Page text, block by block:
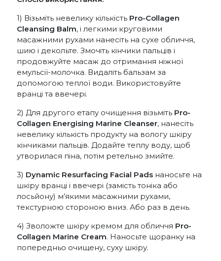
1) Візьміть невелику кількість Pro-Collagen
Cleansing Balm, і легкими круговими
масажними рухами нанесіть на сухе обличчя,
шию і декольте. Змочіть кінчики пальців і
продовжуйте масаж до отримання ніжної
емульсії-молочка. Видаліть бальзам за
допомогою теплої води. Використовуйте
вранці та ввечері.
2) Для другого етапу очищення візьміть Pro-
Collagen Energising Marine Cleanser, нанесіть
невелику кількість продукту на вологу шкіру
кінчиками пальців. Додайте теплу воду, щоб
утворилася піна, потім ретельно змийте.
3) Dynamic Resurfacing Facial Pads наносьте на
шкіру вранці і ввечері (замість тоніка або
лосьйону) м’якими масажними рухами,
текстурною стороною вниз. Або раз в день.
4) Зволожте шкіру кремом для обличчя Pro-
Collagen Marine Cream. Наносьте щоранку на
попередньо очищену, суху шкіру.